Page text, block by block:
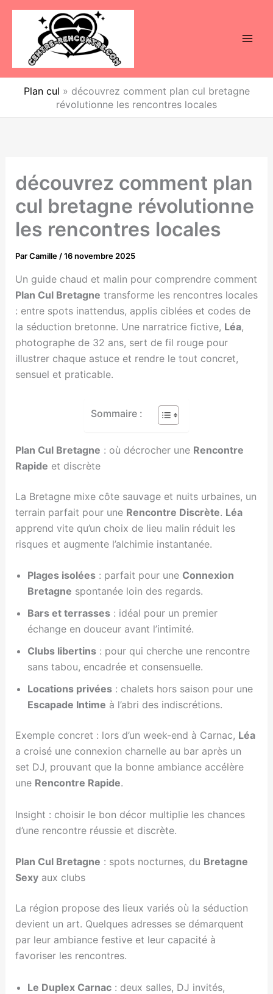
Aller
Plan cul » découvrez comment plan cul bretagne
révolutionne les rencontres locales
découvrez comment plan
cul bretagne révolutionne
les rencontres locales
ParCamille /16 novembre 2025
Un guide chaud et malin pour comprendre comment
Plan Cul Bretagne transforme les rencontres locales
: entre spots inattendus, applis ciblées et codes de
la séduction bretonne. Une narratrice fictive, Léa,
photographe de 32 ans, sert de fil rouge pour
illustrer chaque astuce et rendre le tout concret,
sensuel et praticable.
Sommaire :
Plan Cul Bretagne : où décrocher une Rencontre
Rapide et discrète
La Bretagne mixe côte sauvage et nuits urbaines, un
terrain parfait pour une Rencontre Discrète. Léa
apprend vite qu’un choix de lieu malin réduit les
risques et augmente l’alchimie instantanée.
Plages isolées: parfait pour une Connexion
Bretagne spontanée loin des regards.
Bars et terrasses: idéal pour un premier
échange en douceur avant l’intimité.
Clubs libertins: pour qui cherche une rencontre
sans tabou, encadrée et consensuelle.
Locations privées: chalets hors saison pour une
Escapade Intime à l’abri des indiscrétions.
Exemple concret : lors d’un week-end à Carnac, Léa
a croisé une connexion charnelle au bar après un
set DJ, prouvant que la bonne ambiance accélère
une Rencontre Rapide.
Insight : choisir le bon décor multiplie les chances
d’une rencontre réussie et discrète.
Plan Cul Bretagne : spots nocturnes, du Bretagne
Sexyaux clubs
La région propose des lieux variés où la séduction
devient un art. Quelques adresses se démarquent
par leur ambiance festive et leur capacité à
favoriser les rencontres.
Le Duplex Carnac: deux salles, DJ invités,